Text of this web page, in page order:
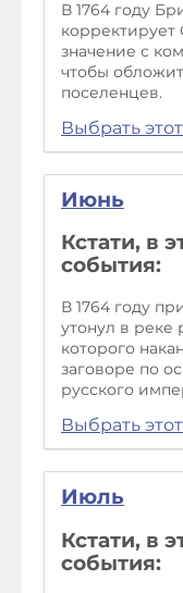
В 1764 году
корректирует
значение с
чтобы
поселенцев.
Выбрать
Июнь
Кстати, в
события:
В 1764 году
утонул в
которого
заговоре по
русского
Выбрать
Июль
Кстати, в
события: